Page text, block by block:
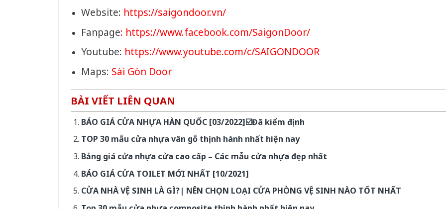
Website: https://saigondoor.vn/
Fanpage: https://www.facebook.com/SaigonDoor/
Youtube: https://www.youtube.com/c/SAIGONDOOR
Maps: Sài Gòn Door
BÀI VIẾT LIÊN QUAN
BÁO GIÁ CỬA NHỰA HÀN QUỐC [03/2022]☑️Đã kiểm định
TOP 30 mẫu cửa nhựa vân gỗ thịnh hành nhất hiện nay
Bảng giá cửa nhựa cửa cao cấp – Các mẫu cửa nhựa đẹp nhất
BÁO GIÁ CỬA TOILET MỚI NHẤT [10/2021]
CỬA NHÀ VỆ SINH LÀ GÌ?| NÊN CHỌN LOẠI CỬA PHÒNG VỆ SINH NÀO TỐT NHẤT